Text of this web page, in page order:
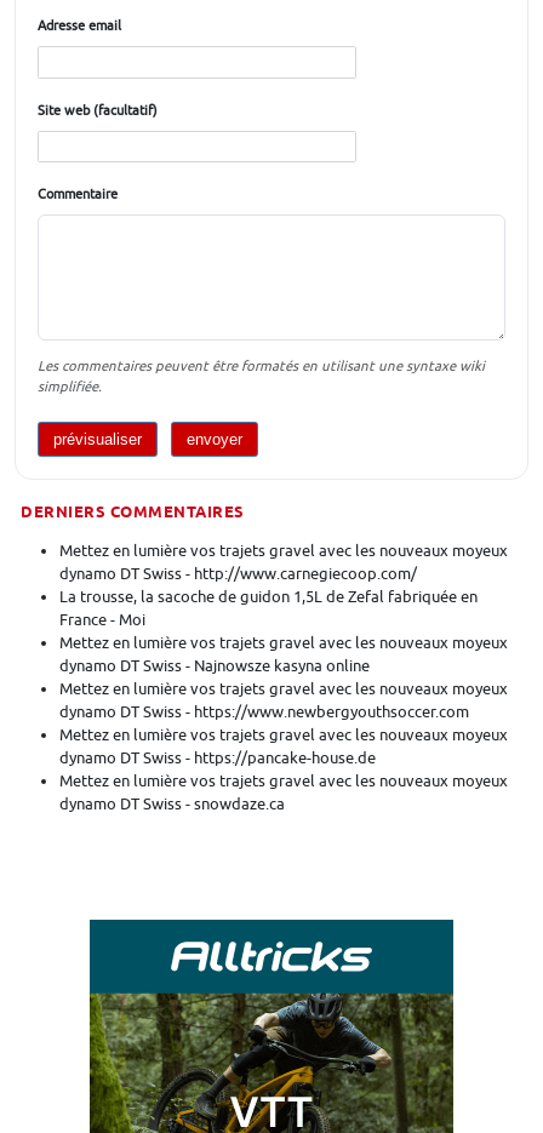
Adresse email
Site web (facultatif)
Commentaire
Les commentaires peuvent être formatés en utilisant une syntaxe wiki
simplifiée.
DERNIERS COMMENTAIRES
Mettez en lumière vos trajets gravel avec les nouveaux moyeux
dynamo DT Swiss - http://www.carnegiecoop.com/
La trousse, la sacoche de guidon 1,5L de Zefal fabriquée en
France - Moi
Mettez en lumière vos trajets gravel avec les nouveaux moyeux
dynamo DT Swiss - Najnowsze kasyna online
Mettez en lumière vos trajets gravel avec les nouveaux moyeux
dynamo DT Swiss - https://www.newbergyouthsoccer.com
Mettez en lumière vos trajets gravel avec les nouveaux moyeux
dynamo DT Swiss - https://pancake-house.de
Mettez en lumière vos trajets gravel avec les nouveaux moyeux
dynamo DT Swiss - snowdaze.ca